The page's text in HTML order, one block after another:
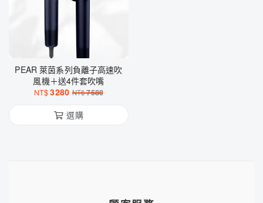
PEAR 萊茵系列負離子高速吹
風機＋送4件套吹嘴
NT$3280 NT$7580
選購